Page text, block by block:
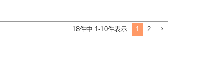
18件中 1 -10件表示 1 2